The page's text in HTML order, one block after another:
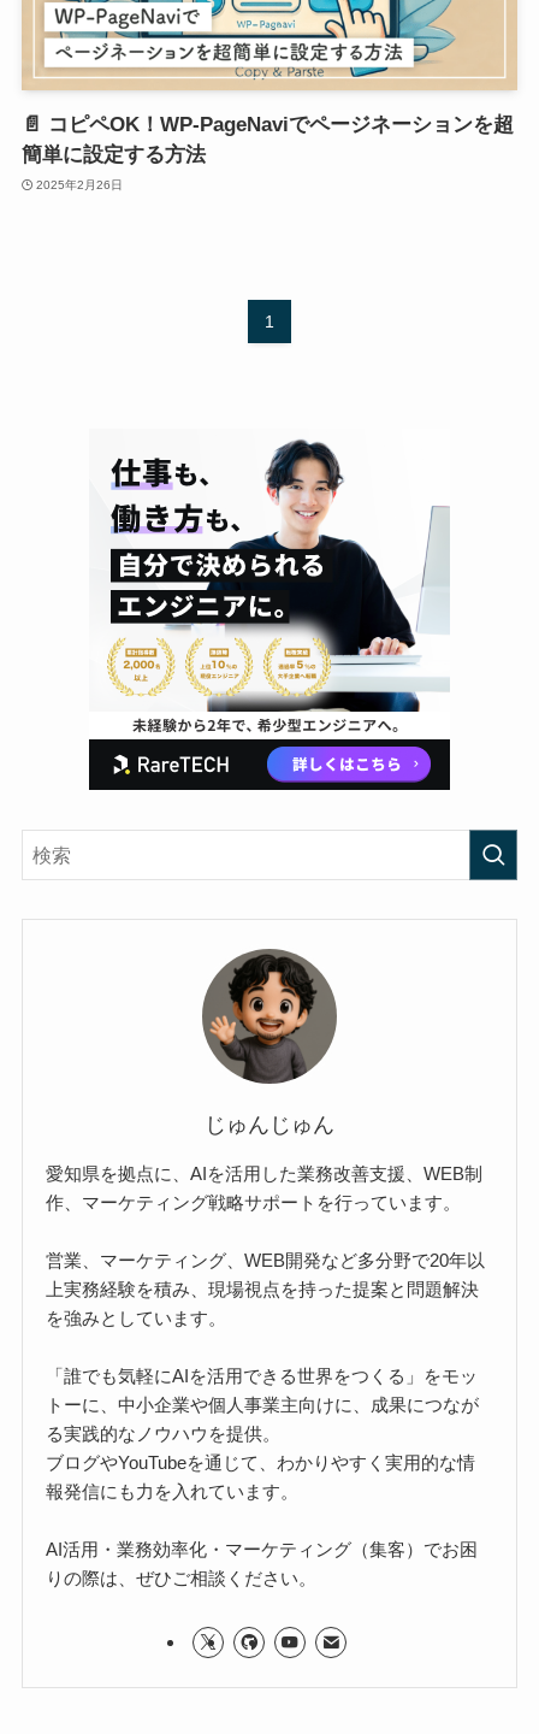
📄 コピペOK！WP-PageNaviでページネーションを超
簡単に設定する方法
2025年2月26日
1
じゅんじゅん
愛知県を拠点に、AIを活用した業務改善支援、WEB制
作、マーケティング戦略サポートを行っています。
営業、マーケティング、WEB開発など多分野で20年以
上実務経験を積み、現場視点を持った提案と問題解決
を強みとしています。
「誰でも気軽にAIを活用できる世界をつくる」をモッ
トーに、中小企業や個人事業主向けに、成果につなが
る実践的なノウハウを提供。
ブログやYouTubeを通じて、わかりやすく実用的な情
報発信にも力を入れています。
AI活用・業務効率化・マーケティング（集客）でお困
りの際は、ぜひご相談ください。